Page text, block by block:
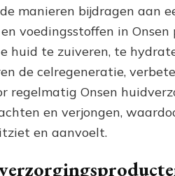
manieren bijdragen aan
voedingsstoffen in Onsen
huid te zuiveren, te
de celregeneratie,
regelmatig Onsen
en verjongen,
en aanvoelt.